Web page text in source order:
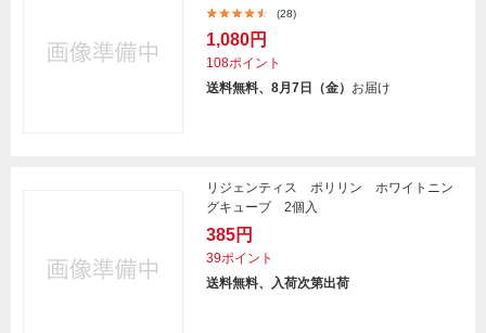
(28)
1,080円
108ポイント
送料無料、8月7日（金） お届け
リジェンティス ポリリン ホワイトニン
グキューブ 2個入
385円
39ポイント
送料無料、入荷次第出荷